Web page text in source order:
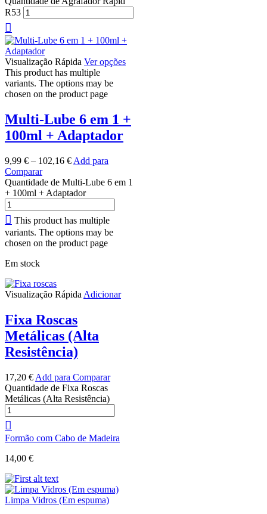
R53
Visualização Rápida Ver opções
This product has multiple
variants. The options may be
chosen on the product page
Multi-Lube 6 em 1 +
100ml + Adaptador
9,99 € – 102,16 € Add para
Comparar
Quantidade de Multi-Lube 6 em 1
+ 100ml + Adaptador
This product has multiple
variants. The options may be
chosen on the product page
Em stock
Visualização Rápida Adicionar
Fixa Roscas
Metálicas (Alta
Resistência)
17,20 € Add para Comparar
Quantidade de Fixa Roscas
Metálicas (Alta Resistência)
Formão com Cabo de Madeira
14,00 €
Limpa Vidros (Em espuma)